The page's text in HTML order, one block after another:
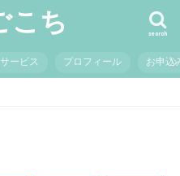
こち search
サービス プロフィール お申込